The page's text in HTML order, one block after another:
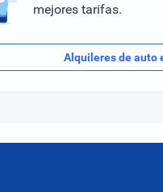
mejores tarifas.
Alquileres de auto